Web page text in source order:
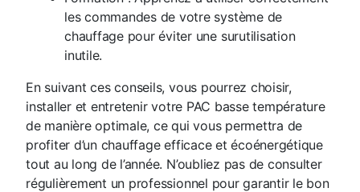
les commandes de votre système de
chauffage pour éviter une surutilisation
inutile.
En suivant ces conseils, vous pourrez choisir,
installer et entretenir votre PAC basse température
de manière optimale, ce qui vous permettra de
profiter d’un chauffage efficace et écoénergétique
tout au long de l’année. N’oubliez pas de consulter
régulièrement un professionnel pour garantir le bon